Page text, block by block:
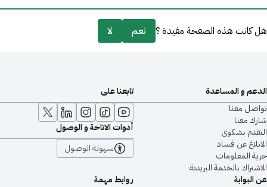
هل كانت هذه الصفحة مفيدة ؟ نعم لا
عن البوابة
روابط مهمة
الدعم و المساعدة
تواصل معنا
شارك معنا
التقدم بشكوى
الابلاغ عن فساد
حرية المعلومات
الاشتراك بالخدمة البريدية
تابعنا على
أدوات الاتاحة و الوصول
سهولة الوصول